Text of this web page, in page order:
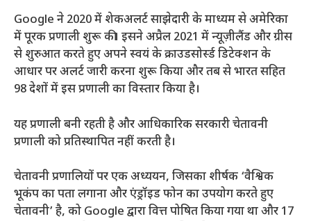
Google ने 2020 में शेकअलर्ट साझेदारी के माध्यम से अमेरिका
में पूरक प्रणाली शुरू की। इसने अप्रैल 2021 में न्यूज़ीलैंड और ग्रीस
से शुरुआत करते हुए अपने स्वयं के क्राउडसोर्स्ड डिटेक्शन के
आधार पर अलर्ट जारी करना शुरू किया और तब से भारत सहित
98 देशों में इस प्रणाली का विस्तार किया है।
यह प्रणाली बनी रहती है और आधिकारिक सरकारी चेतावनी
प्रणाली को प्रतिस्थापित नहीं करती है।
चेतावनी प्रणालियों पर एक अध्ययन, जिसका शीर्षक ‘वैश्विक
भूकंप का पता लगाना और एंड्रॉइड फोन का उपयोग करते हुए
चेतावनी’ है, को Google द्वारा वित्त पोषित किया गया था और 17